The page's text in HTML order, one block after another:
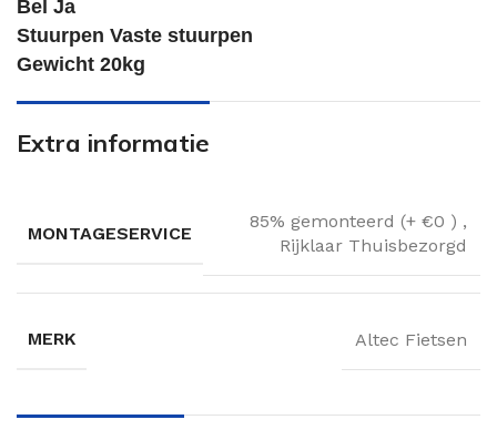
Bel Ja
Stuurpen Vaste stuurpen
Gewicht 20kg
Extra informatie
MONTAGESERVICE
85% gemonteerd (+ €0 ) ,
Rijklaar Thuisbezorgd
MERK Altec Fietsen